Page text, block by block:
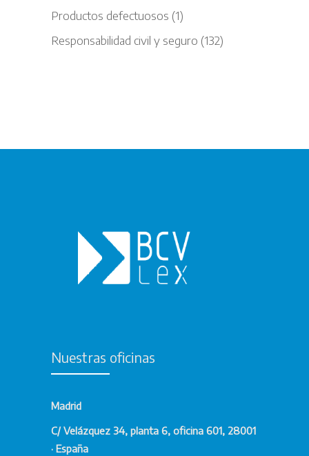
Productos defectuosos (1)
Responsabilidad civil y seguro (132)
Nuestras oficinas
Madrid
C/ Velázquez 34, planta 6, oficina 601, 28001
· España